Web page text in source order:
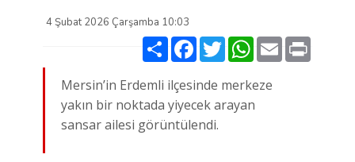
4 Şubat 2026 Çarşamba 10:03
Paylaş FacebookTwitter WhatsApp
Email
Mersin’in Erdemli ilçesinde merkeze
yakın bir noktada yiyecek arayan
sansar ailesi görüntülendi.